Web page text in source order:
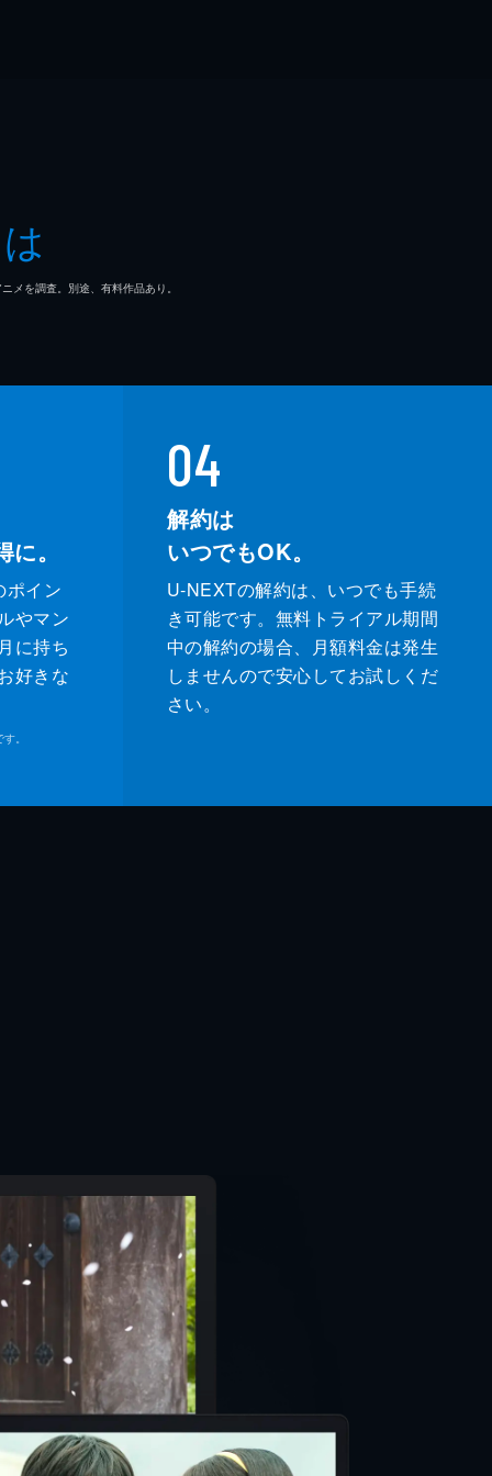
を調査。別途、有料作品あり。
。
ポイン
やマン
に持ち
好きな
。
04
解約は
いつでもOK。
U-NEXTの解約は、いつでも手続
き可能です。無料トライアル期間
中の解約の場合、月額料金は発生
しませんので安心してお試しくだ
さい。